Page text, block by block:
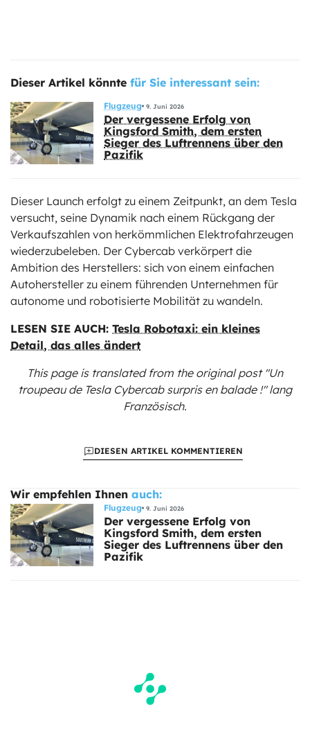
Dieser Artikel könnte für Sie interessant sein:
Flugzeug 9. Juni 2026
Der vergessene Erfolg von
Kingsford Smith, dem ersten
Sieger des Luftrennens über den
Pazifik
Dieser Launch erfolgt zu einem Zeitpunkt, an dem Tesla
versucht, seine Dynamik nach einem Rückgang der
Verkaufszahlen von herkömmlichen Elektrofahrzeugen
wiederzubeleben. Der Cybercab verkörpert die
Ambition des Herstellers: sich von einem einfachen
Autohersteller zu einem führenden Unternehmen für
autonome und robotisierte Mobilität zu wandeln.
LESEN SIE AUCH: Tesla Robotaxi: ein kleines
Detail, das alles ändert
This page is translated from the originalpost "Un
troupeau de Tesla Cybercab surpris en balade !"lang
Französisch.
DIESEN ARTIKEL KOMMENTIEREN
Wir empfehlen Ihnen auch:
Flugzeug 9. Juni 2026
Der vergessene Erfolg von
Kingsford Smith, dem ersten
Sieger des Luftrennens über den
Pazifik